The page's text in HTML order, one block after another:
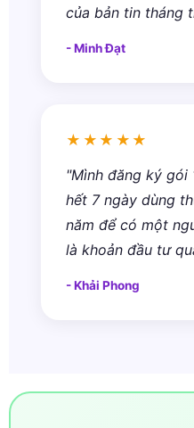
của bản tin tháng
- Minh Đạt
★★★★★
"Mình đăng ký gói
hết 7 ngày dùng
năm để có một
là khoản đầu tư
- Khải Phong